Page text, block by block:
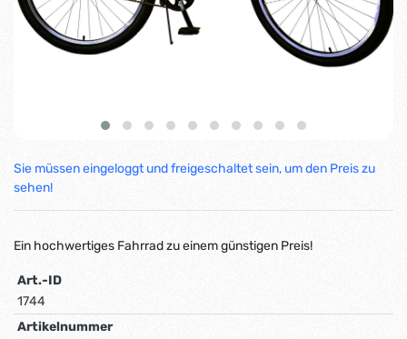
Sie müssen eingeloggt und freigeschaltet sein, um den Preis zu
sehen!
Ein hochwertiges Fahrrad zu einem günstigen Preis!
Art.-ID
1744
Artikelnummer